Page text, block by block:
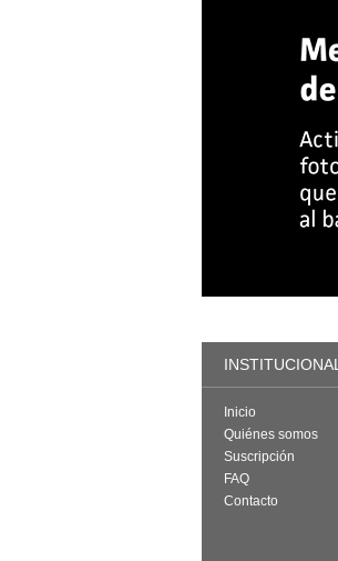
Inicio
Quiénes somos
Suscripción
FAQ
Contacto